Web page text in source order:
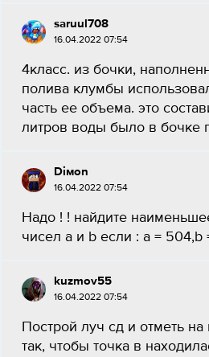
saruul708
16.04.2022 07:54
4класс. из бочки,
полива клумбы
часть ее объема. это
литров воды было в бочке
Diмon
16.04.2022 07:54
Надо ! ! найдите
чисел a и b если : a = 504,b
kuzmov55
16.04.2022 07:54
Построй луч сд и отметь
так, чтобы точка в